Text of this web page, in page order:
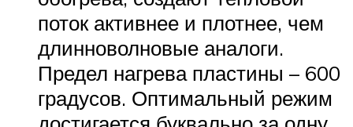
поток активнее и плотнее, чем
длинноволновые аналоги.
Предел нагрева пластины – 600
градусов. Оптимальный режим